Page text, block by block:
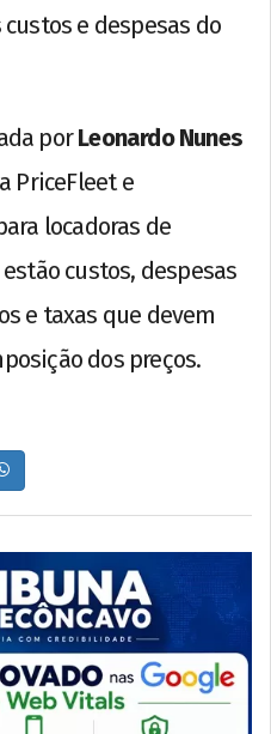
e despesas do
porLeonardo Nunes
PriceFleet e
locadoras de
custos, despesas
e taxas que devem
dos preços.